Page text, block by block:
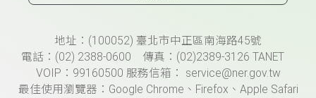
頁尾資訊地址：(100052) 臺北市中正區南海路45號
電話：(02) 2388-0600 傳真：(02)2389-3126 TANET
VOIP：99160500 服務信箱： service@ner.gov.tw
最佳使用瀏覽器：Google Chrome、Firefox、Apple Safari